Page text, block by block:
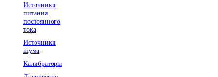
Источники
питания
постоянного
тока
Источники
шума
Калибраторы